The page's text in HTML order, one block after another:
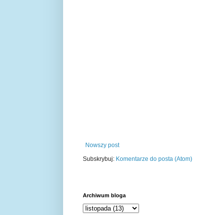
Nowszy post
Subskrybuj: Komentarze do posta (Atom)
Archiwum bloga